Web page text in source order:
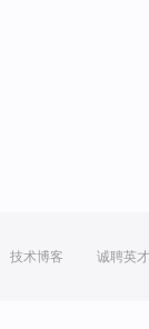
技术博客 诚聘英才